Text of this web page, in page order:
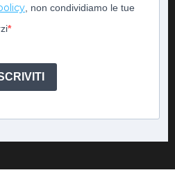
, non condividiamo le tue